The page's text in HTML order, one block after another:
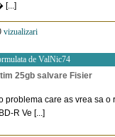
[...]
vizualizari
de ValNic74
25gb salvare Fisier
problema care as vrea sa
R Ve [...]